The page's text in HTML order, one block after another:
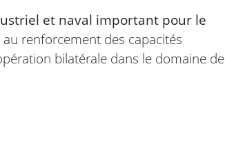
et naval important pour le
renforcement des capacités
bilatérale dans le domaine de